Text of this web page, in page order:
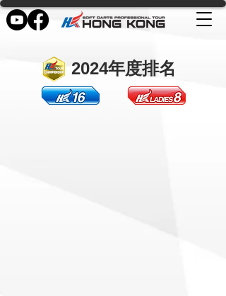
2024年度排名